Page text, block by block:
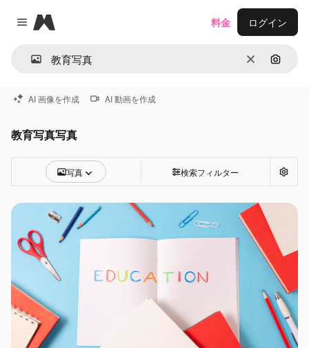
Close menu
Magnific
消去 画像で
料金 ログイン
AI 画像を作成 AI 動画を作成
教育写真写真
写真 検索フィルター